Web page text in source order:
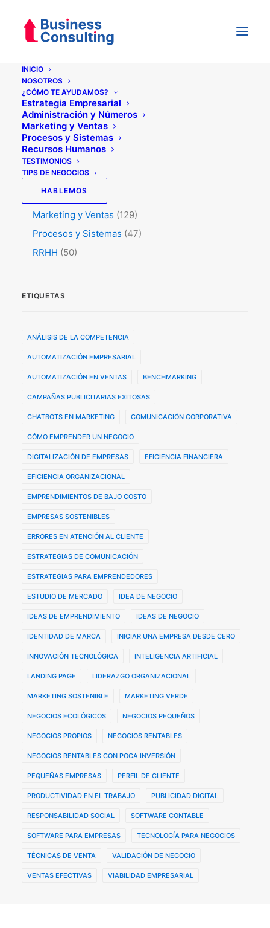
INICIO
NOSOTROS
¿CÓMO TE AYUDAMOS?
Estrategia Empresarial
Administración y Números
Marketing y Ventas
Procesos y Sistemas
Recursos Humanos
TESTIMONIOS
TIPS DE NEGOCIOS
HABLEMOS
Categorías
Testimonios(5)
Tips de Negocios
Administración y Números
Estrategia(74)
Marketing y Ventas (129)
Procesos y Sistemas (47)
RRHH (50)
ETIQUETAS
ANÁLISIS DE LA COMPETENCIA
AUTOMATIZACIÓN EMPRESARIAL
AUTOMATIZACIÓN EN VENTAS BENCHMARKING
CAMPAÑAS PUBLICITARIAS EXITOSAS
CHATBOTS EN MARKETING COMUNICACIÓN CORPORATIVA
CÓMO EMPRENDER UN NEGOCIO
DIGITALIZACIÓN DE EMPRESAS EFICIENCIA FINANCIERA
EFICIENCIA ORGANIZACIONAL
EMPRENDIMIENTOS DE BAJO COSTO
EMPRESAS SOSTENIBLES
ERRORES EN ATENCIÓN AL CLIENTE
ESTRATEGIAS DE COMUNICACIÓN
ESTRATEGIAS PARA EMPRENDEDORES
ESTUDIO DE MERCADO IDEA DE NEGOCIO
IDEAS DE EMPRENDIMIENTO IDEAS DE NEGOCIO
IDENTIDAD DE MARCA INICIAR UNA EMPRESA DESDE CERO
INNOVACIÓN TECNOLÓGICA INTELIGENCIA ARTIFICIAL
LANDING PAGE LIDERAZGO ORGANIZACIONAL
MARKETING SOSTENIBLE MARKETING VERDE
NEGOCIOS ECOLÓGICOS NEGOCIOS PEQUEÑOS
NEGOCIOS PROPIOS NEGOCIOS RENTABLES
NEGOCIOS RENTABLES CON POCA INVERSIÓN
PEQUEÑAS EMPRESAS PERFIL DE CLIENTE
PRODUCTIVIDAD EN EL TRABAJO PUBLICIDAD DIGITAL
RESPONSABILIDAD SOCIAL SOFTWARE CONTABLE
SOFTWARE PARA EMPRESAS TECNOLOGÍA PARA NEGOCIOS
TÉCNICAS DE VENTA VALIDACIÓN DE NEGOCIO
VENTAS EFECTIVAS VIABILIDAD EMPRESARIAL